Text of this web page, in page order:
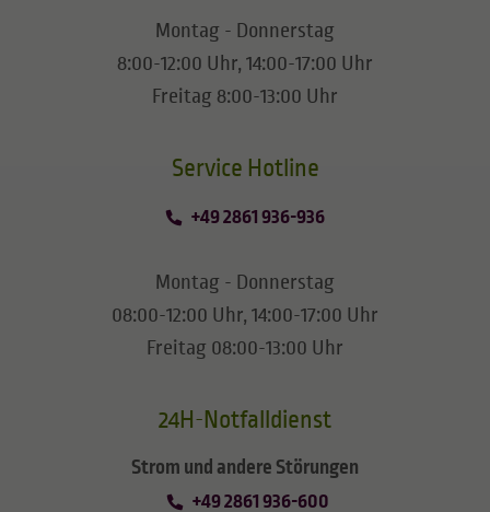
Montag - Donnerstag
8:00-12:00 Uhr, 14:00-17:00 Uhr
Freitag 8:00-13:00 Uhr
​​​​​​​Service Hotline
+49 2861 936-936
Montag - Donnerstag
08:00-12:00 Uhr, 14:00-17:00 Uhr
Freitag 08:00-13:00 Uhr
24H-Notfalldienst
Strom und andere Störungen
+49 2861 936-600